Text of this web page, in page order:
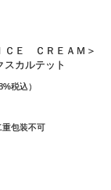
ＣＥ ＣＲＥＡＭ＞
スカルテット
8%税込）
重包装不可